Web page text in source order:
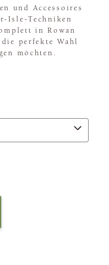
und Accessoires
Isle-Techniken
in Rowan
perfekte Wahl
möchten.